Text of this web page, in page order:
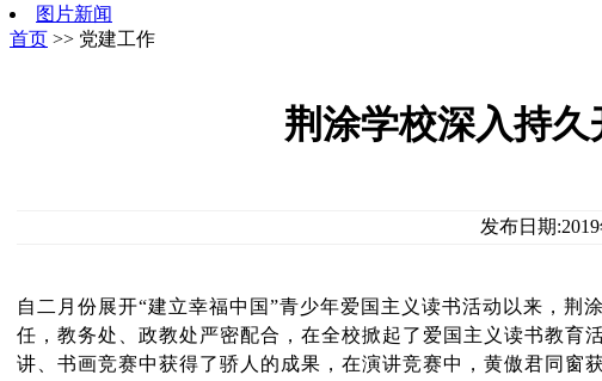
图片新闻
首页 >> 党建工作
荆涂学校深入持
发布日期
自二月份展开“建立幸福中国”青少年爱国主义读书活动以来，
任，教务处、政教处严密配合，在全校掀起了爱国主义读书教育
讲、书画竞赛中获得了骄人的成果，在演讲竞赛中，黄傲君同窗